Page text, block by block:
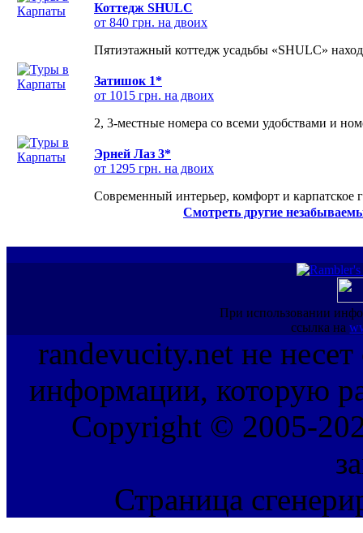
Коттедж SHULC
от 840 грн. на двоих
Пятиэтажный коттедж усадьбы «SHULC»
Затишок 1*
от 1015 грн. на двоих
2, 3-местные номера со всеми удобствами и
Эрней Лаз 3*
от 1295 грн. на двоих
Современный интерьер, комфорт и карпатское
Смотреть другие
При использовании
ссылка на
randevucity.net не несет
информации, которую
Copyright © 2005-
Страница